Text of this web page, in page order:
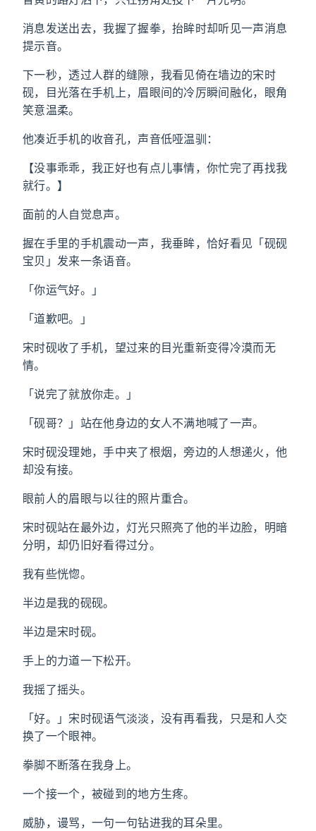
消息发送出去，我握了握拳，抬眸时却听见一声消息
提示音。
下一秒，透过人群的缝隙，我看见倚在墙边的宋时
砚，目光落在手机上，眉眼间的冷厉瞬间融化，眼角
笑意温柔。
他凑近手机的收音孔，声音低哑温驯：
【没事乖乖，我正好也有点儿事情，你忙完了再找我
就行。】
面前的人自觉息声。
握在手里的手机震动一声，我垂眸，恰好看见「砚砚
宝贝」发来一条语音。
「你运气好。」
「道歉吧。」
宋时砚收了手机，望过来的目光重新变得冷漠而无
情。
「说完了就放你走。」
「砚哥？」站在他身边的女人不满地喊了一声。
宋时砚没理她，手中夹了根烟，旁边的人想递火，他
却没有接。
眼前人的眉眼与以往的照片重合。
宋时砚站在最外边，灯光只照亮了他的半边脸，明暗
分明，却仍旧好看得过分。
我有些恍惚。
半边是我的砚砚。
半边是宋时砚。
手上的力道一下松开。
我摇了摇头。
「好。」宋时砚语气淡淡，没有再看我，只是和人交
换了一个眼神。
拳脚不断落在我身上。
一个接一个，被碰到的地方生疼。
威胁，谩骂，一句一句钻进我的耳朵里。